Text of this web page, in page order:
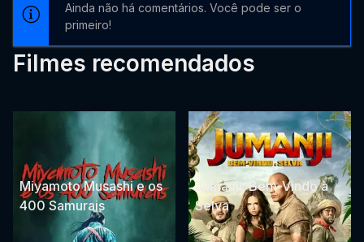
Ainda não há comentários. Você pode ser o
primeiro!
Filmes recomendados
Miyamoto Musashi e os
400 Samurais
Jumanji: Bem-Vindo à
Selva